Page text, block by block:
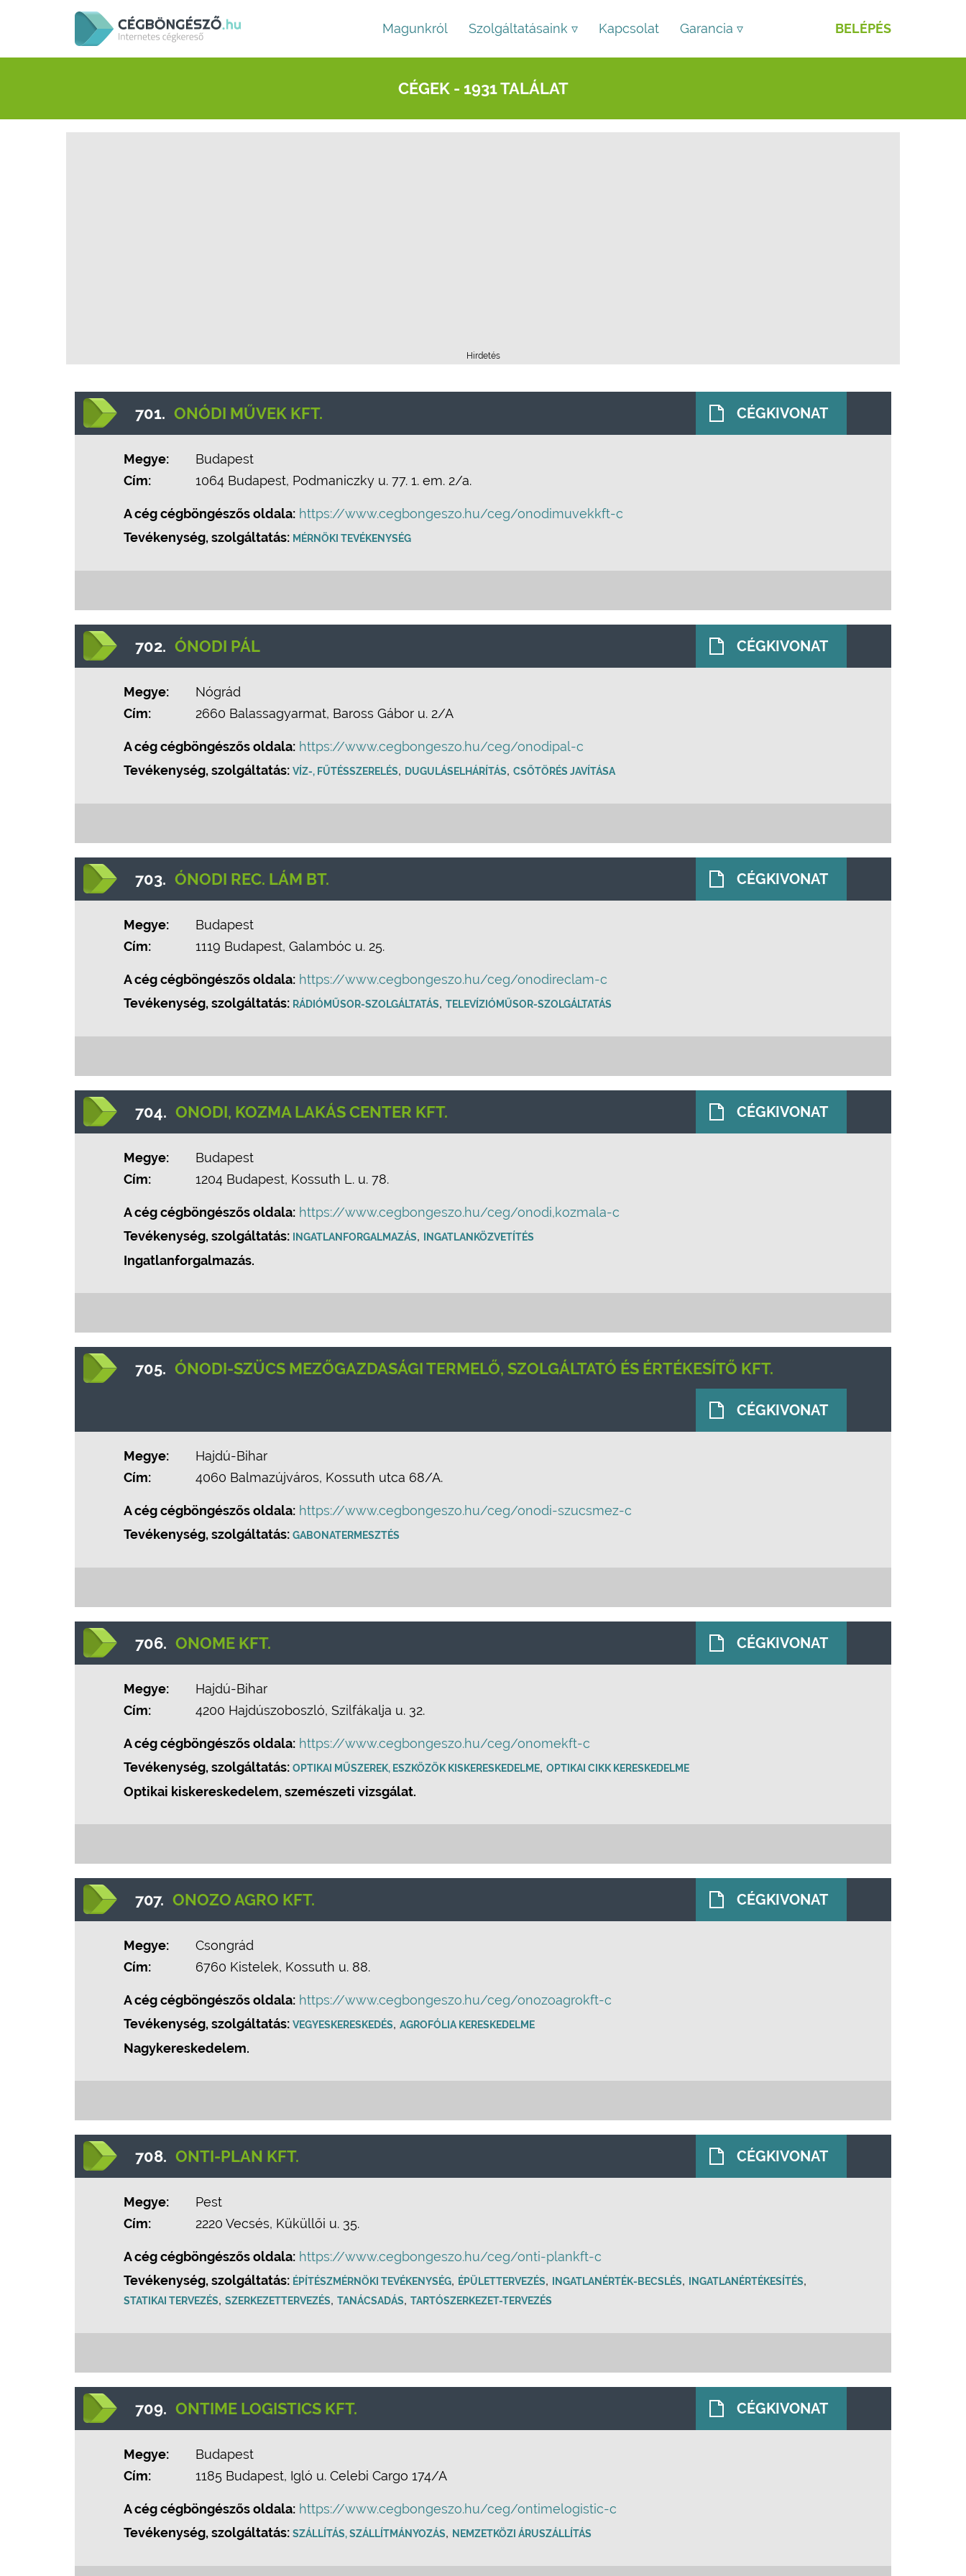
Magunkról Szolgáltatásaink ▿ Kapcsolat Garancia ▿ BELÉPÉS
CÉGEK - 1931 TALÁLAT
Hirdetés
701. ONÓDI MŰVEK KFT. CÉGKIVONAT
Megye:
Budapest
Cím:
1064 Budapest, Podmaniczky u. 77. 1. em. 2/a.
A cég cégböngészős oldala: https://www.cegbongeszo.hu/ceg/onodimuvekkft-c
Tevékenység, szolgáltatás: MÉRNÖKI TEVÉKENYSÉG
702. ÓNODI PÁL CÉGKIVONAT
Megye:
Nógrád
Cím:
2660 Balassagyarmat, Baross Gábor u. 2/A
A cég cégböngészős oldala: https://www.cegbongeszo.hu/ceg/onodipal-c
Tevékenység, szolgáltatás: VÍZ-, FŰTÉSSZERELÉS, DUGULÁSELHÁRÍTÁS, CSŐTÖRÉS JAVÍTÁSA
703. ÓNODI REC. LÁM BT. CÉGKIVONAT
Megye:
Budapest
Cím:
1119 Budapest, Galambóc u. 25.
A cég cégböngészős oldala: https://www.cegbongeszo.hu/ceg/onodireclam-c
Tevékenység, szolgáltatás: RÁDIÓMŰSOR-SZOLGÁLTATÁS, TELEVÍZIÓMŰSOR-SZOLGÁLTATÁS
704. ONODI, KOZMA LAKÁS CENTER KFT. CÉGKIVONAT
Megye:
Budapest
Cím:
1204 Budapest, Kossuth L. u. 78.
A cég cégböngészős oldala: https://www.cegbongeszo.hu/ceg/onodi,kozmala-c
Tevékenység, szolgáltatás:
INGATLANFORGALMAZÁS, INGATLANKÖZVETÍTÉS
Ingatlanforgalmazás.
705. ÓNODI-SZÜCS MEZŐGAZDASÁGI TERMELŐ, SZOLGÁLTATÓ ÉS ÉRTÉKESÍTŐ KFT.
CÉGKIVONAT
Megye:
Hajdú-Bihar
Cím:
4060 Balmazújváros, Kossuth utca 68/A.
A cég cégböngészős oldala: https://www.cegbongeszo.hu/ceg/onodi-szucsmez-c
Tevékenység, szolgáltatás: GABONATERMESZTÉS
706. ONOME KFT. CÉGKIVONAT
Megye:
Hajdú-Bihar
Cím:
4200 Hajdúszoboszló, Szilfákalja u. 32.
A cég cégböngészős oldala: https://www.cegbongeszo.hu/ceg/onomekft-c
Tevékenység, szolgáltatás: OPTIKAI MŰSZEREK, ESZKÖZÖK KISKERESKEDELME, OPTIKAI CIKK KERESKEDELME
Optikai kiskereskedelem, szemészeti vizsgálat.
707. ONOZO AGRO KFT. CÉGKIVONAT
Megye:
Csongrád
Cím:
6760 Kistelek, Kossuth u. 88.
A cég cégböngészős oldala: https://www.cegbongeszo.hu/ceg/onozoagrokft-c
Tevékenység, szolgáltatás: VEGYESKERESKEDÉS, AGROFÓLIA KERESKEDELME
Nagykereskedelem.
708. ONTI-PLAN KFT. CÉGKIVONAT
Megye:
Pest
Cím:
2220 Vecsés, Küküllői u. 35.
A cég cégböngészős oldala: https://www.cegbongeszo.hu/ceg/onti-plankft-c
Tevékenység, szolgáltatás: ÉPÍTÉSZMÉRNÖKI TEVÉKENYSÉG, ÉPÜLETTERVEZÉS, INGATLANÉRTÉK-BECSLÉS, INGATLANÉRTÉKESÍTÉS,
STATIKAI TERVEZÉS, SZERKEZETTERVEZÉS, TANÁCSADÁS, TARTÓSZERKEZET-TERVEZÉS
709. ONTIME LOGISTICS KFT. CÉGKIVONAT
Megye:
Budapest
Cím:
1185 Budapest, Igló u. Celebi Cargo 174/A
A cég cégböngészős oldala: https://www.cegbongeszo.hu/ceg/ontimelogistic-c
Tevékenység, szolgáltatás: SZÁLLÍTÁS, SZÁLLÍTMÁNYOZÁS, NEMZETKÖZI ÁRUSZÁLLÍTÁS